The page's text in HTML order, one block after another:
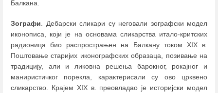
Балкана.
Зографи . Дебарски сликари су неговали зографски модел
иконописа, који је на основама сликарства итало-критских
радионица био распрострањен на Балкану током XIX в.
Поштовање старијих иконографских образаца, позивање на
традицију, али и ликовна решења барокног, рокајног и
маниристичког порекла, карактерисали су ово црквено
сликарство. Крајем XIX в. преовладао је историјски модел